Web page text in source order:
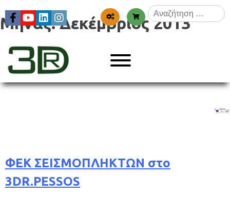
to
content
Αναζήτηση
για:
3dr
Μήνας:Δεκέμβριος 2013
ΦΕΚ ΣΕΙΣΜΟΠΛΗΚΤΩΝ στο
3DR.PESSOS